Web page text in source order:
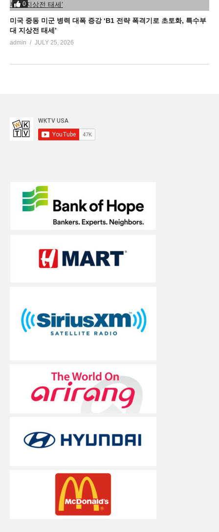
0
미국 중동 미군 병력 대폭 증강 ‘B1 전략 폭격기로 초토화, 특수부
대 지상전 태세’
admin JULY 25, 2026